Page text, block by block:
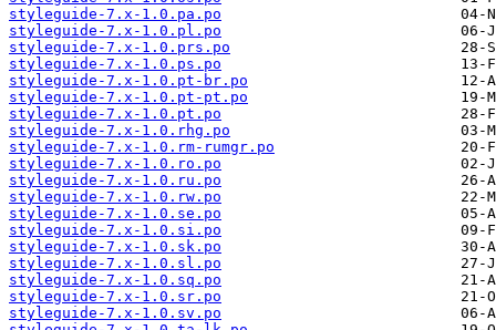
styleguide-7.x-1.0.pa.po
styleguide-7.x-1.0.pl.po
styleguide-7.x-1.0.prs.po
styleguide-7.x-1.0.ps.po
styleguide-7.x-1.0.pt-br.po
styleguide-7.x-1.0.pt-pt.po
styleguide-7.x-1.0.pt.po
styleguide-7.x-1.0.rhg.po
styleguide-7.x-1.0.rm-rumgr.po
styleguide-7.x-1.0.ro.po
styleguide-7.x-1.0.ru.po
styleguide-7.x-1.0.rw.po
styleguide-7.x-1.0.se.po
styleguide-7.x-1.0.si.po
styleguide-7.x-1.0.sk.po
styleguide-7.x-1.0.sl.po
styleguide-7.x-1.0.sq.po
styleguide-7.x-1.0.sr.po
styleguide-7.x-1.0.sv.po